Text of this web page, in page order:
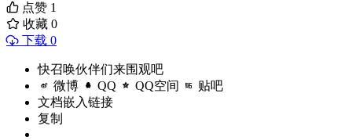
点赞 1
收藏 0
下载 0
快召唤伙伴们来围观吧
微博 QQ QQ空间 贴吧
文档嵌入链接
复制